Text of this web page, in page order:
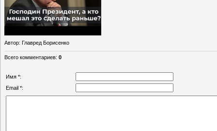
Автор: Главред Борисенко
Всего комментариев: 0
Имя *:
Email *: